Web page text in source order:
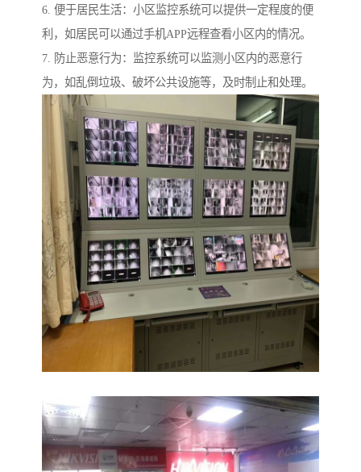
6. 便于居民生活：小区监控系统可以提供一定程度的便
利，如居民可以通过手机APP远程查看小区内的情况。
7. 防止恶意行为：监控系统可以监测小区内的恶意行
为，如乱倒垃圾、破坏公共设施等，及时制止和处理。